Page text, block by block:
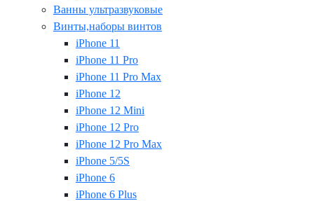
Ванны ультразвуковые
Винты,наборы винтов
iPhone 11
iPhone 11 Pro
iPhone 11 Pro Max
iPhone 12
iPhone 12 Mini
iPhone 12 Pro
iPhone 12 Pro Max
iPhone 5/5S
iPhone 6
iPhone 6 Plus